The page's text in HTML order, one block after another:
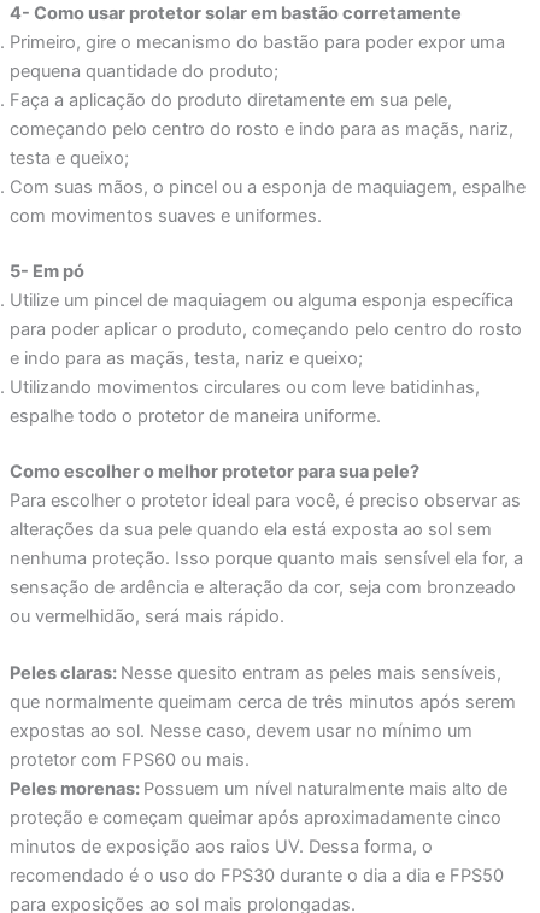
4- Como usar protetor solar em bastão corretamente
Primeiro, gire o mecanismo do bastão para poder expor uma
pequena quantidade do produto;
Faça a aplicação do produto diretamente em sua pele,
começando pelo centro do rosto e indo para as maçãs, nariz,
testa e queixo;
Com suas mãos, o pincel ou a esponja de maquiagem, espalhe
com movimentos suaves e uniformes.
5- Em pó
Utilize um pincel de maquiagem ou alguma esponja específica
para poder aplicar o produto, começando pelo centro do rosto
e indo para as maçãs, testa, nariz e queixo;
Utilizando movimentos circulares ou com leve batidinhas,
espalhe todo o protetor de maneira uniforme.
Como escolher o melhor protetor para sua pele?
Para escolher o protetor ideal para você, é preciso observar as
alterações da sua pele quando ela está exposta ao sol sem
nenhuma proteção. Isso porque quanto mais sensível ela for, a
sensação de ardência e alteração da cor, seja com bronzeado
ou vermelhidão, será mais rápido.
Peles claras: Nesse quesito entram as peles mais sensíveis,
que normalmente queimam cerca de três minutos após serem
expostas ao sol. Nesse caso, devem usar no mínimo um
protetor com FPS60 ou mais.
Peles morenas: Possuem um nível naturalmente mais alto de
proteção e começam queimar após aproximadamente cinco
minutos de exposição aos raios UV. Dessa forma, o
recomendado é o uso do FPS30 durante o dia a dia e FPS50
para exposições ao sol mais prolongadas.